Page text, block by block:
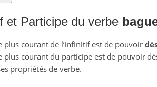
et Participe du verbe
plus courant de l’infinitif est de pouvoir
plus courant du participe est de pouvoir
propriétés de verbe.